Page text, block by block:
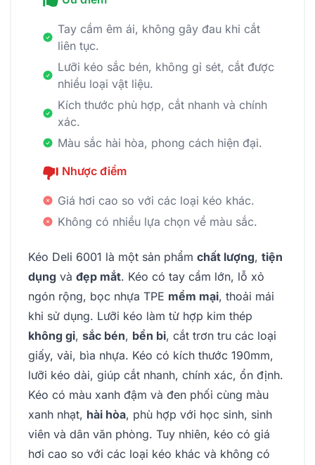
Tay cầm êm ái, không gây đau khi cắt
liên tục.
Lưỡi kéo sắc bén, không gỉ sét, cắt được
nhiều loại vật liệu.
Kích thước phù hợp, cắt nhanh và chính
xác.
Màu sắc hài hòa, phong cách hiện đại.
Nhược điểm
Giá hơi cao so với các loại kéo khác.
Không có nhiều lựa chọn về màu sắc.
Kéo Deli 6001 là một sản phẩm chất lượng, tiện
dụng và đẹp mắt. Kéo có tay cầm lớn, lỗ xỏ
ngón rộng, bọc nhựa TPE mềm mại, thoải mái
khi sử dụng. Lưỡi kéo làm từ hợp kim thép
không gỉ, sắc bén, bền bỉ, cắt trơn tru các loại
giấy, vải, bìa nhựa. Kéo có kích thước 190mm,
lưỡi kéo dài, giúp cắt nhanh, chính xác, ổn định.
Kéo có màu xanh đậm và đen phối cùng màu
xanh nhạt, hài hòa, phù hợp với học sinh, sinh
viên và dân văn phòng. Tuy nhiên, kéo có giá
hơi cao so với các loại kéo khác và không có